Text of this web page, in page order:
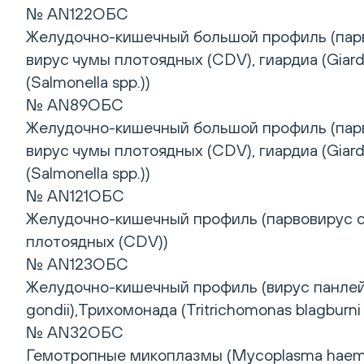
№ AN122ОБС
Желудочно-кишечный большой профиль
вирус чумы плотоядных (CDV), гиардиа
(Salmonella spp.))
№ AN89ОБС
Желудочно-кишечный большой профиль
вирус чумы плотоядных (CDV), гиардиа
(Salmonella spp.))
№ AN121ОБС
Желудочно-кишечный профиль (парвовирус
плотоядных (CDV))
№ AN123ОБС
Желудочно-кишечный профиль (вирус
gondii),Трихомонада (Tritrichomonas
№ AN32ОБС
Гемотропные микоплазмы (Mycoplasma